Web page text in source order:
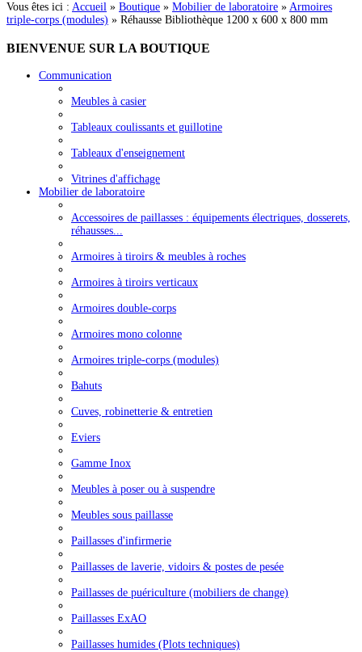
Vous êtes ici : Accueil » Boutique » Mobilier de laboratoire » Armoires
triple-corps (modules) » Réhausse Bibliothèque 1200 x 600 x 800 mm
BIENVENUE SUR LA BOUTIQUE
Communication
Meubles à casier
Tableaux coulissants et guillotine
Tableaux d'enseignement
Vitrines d'affichage
Mobilier de laboratoire
Accessoires de paillasses : équipements électriques, dosserets,
réhausses...
Armoires à tiroirs & meubles à roches
Armoires à tiroirs verticaux
Armoires double-corps
Armoires mono colonne
Armoires triple-corps (modules)
Bahuts
Cuves, robinetterie & entretien
Eviers
Gamme Inox
Meubles à poser ou à suspendre
Meubles sous paillasse
Paillasses d'infirmerie
Paillasses de laverie, vidoirs & postes de pesée
Paillasses de puériculture (mobiliers de change)
Paillasses ExAO
Paillasses humides (Plots techniques)